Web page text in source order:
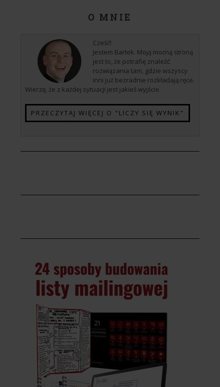
O MNIE
Cześć!
Jestem Bartek. Moją mocną stroną
jest to, że potrafię znaleźć
rozwiązania tam, gdzie wszyscy
inni już bezradnie rozkładają ręce.
Wierzę, że z każdej sytuacji jest jakieś wyjście.
PRZECZYTAJ WIĘCEJ O "LICZY SIĘ WYNIK"